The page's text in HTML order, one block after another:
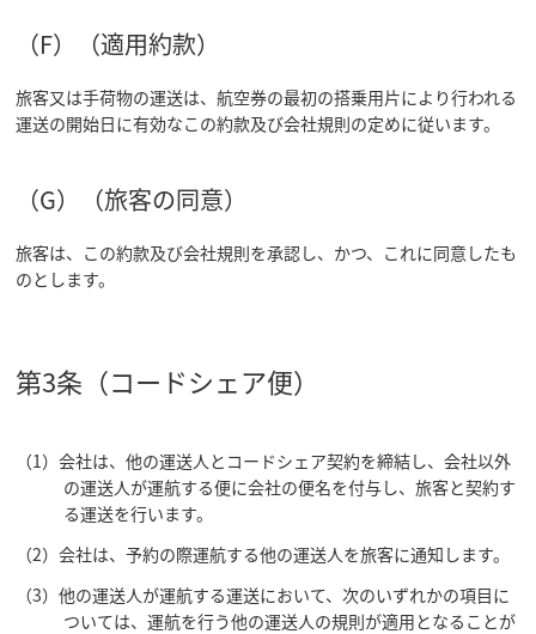
（F）（適用約款）
旅客又は手荷物の運送は、航空券の最初の搭乗用片により行われる
運送の開始日に有効なこの約款及び会社規則の定めに従います。
（G）（旅客の同意）
旅客は、この約款及び会社規則を承認し、かつ、これに同意したも
のとします。
第3条（コードシェア便）
（1）会社は、他の運送人とコードシェア契約を締結し、会社以外
の運送人が運航する便に会社の便名を付与し、旅客と契約す
る運送を行います。
（2）会社は、予約の際運航する他の運送人を旅客に通知します。
（3）他の運送人が運航する運送において、次のいずれかの項目に
ついては、運航を行う他の運送人の規則が適用となることが